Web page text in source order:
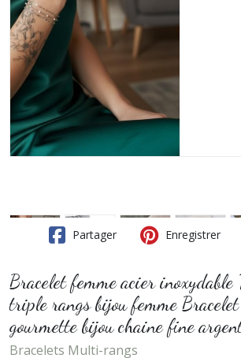
Partager Enregistrer
Bracelet femme acier inoxydable
triple rangs bijou femme
gourmette bijou chaine fine
Bracelets Multi-rangs